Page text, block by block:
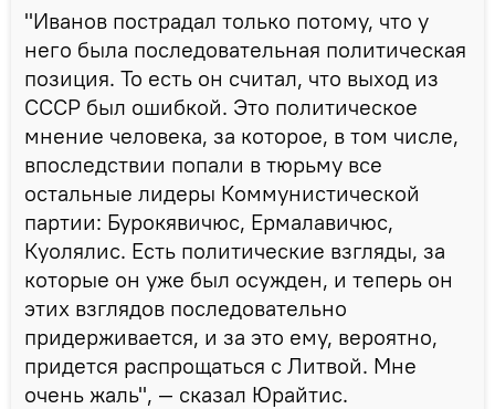
"Иванов пострадал только потому, что у
него была последовательная политическая
позиция. То есть он считал, что выход из
СССР был ошибкой. Это политическое
мнение человека, за которое, в том числе,
впоследствии попали в тюрьму все
остальные лидеры Коммунистической
партии: Бурокявичюс, Ермалавичюс,
Куолялис. Есть политические взгляды, за
которые он уже был осужден, и теперь он
этих взглядов последовательно
придерживается, и за это ему, вероятно,
придется распрощаться с Литвой. Мне
очень жаль", — сказал Юрайтис.